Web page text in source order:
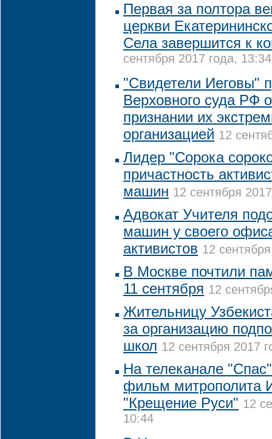
Первая за полтора
церкви
Села завершится к
сентября 2017 года, 13:34
"Свидетели Иеговы"
Верховного суда РФ
признании их
организацией 12
Лидер "Сорока
причастность
машин 12 сентября
Адвокат Учителя
машин у своего
активистов 12
В Москве почтили
11 сентября 12
Жительницу
за организацию
школ 12 сентября 2017
На телеканале
фильм митрополита
"Крещение Руси" 12
10:44